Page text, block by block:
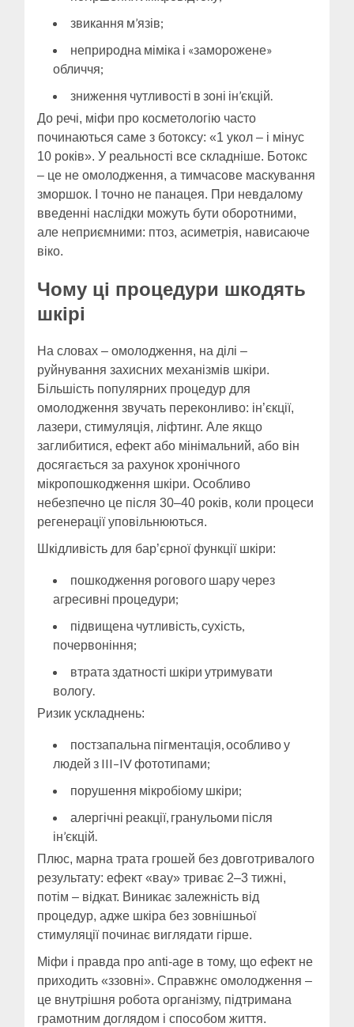
звикання м’язів;
неприродна міміка і «заморожене»
обличчя;
зниження чутливості в зоні ін’єкцій.
До речі, міфи про косметологію часто
починаються саме з ботоксу: «1 укол – і мінус
10 років». У реальності все складніше. Ботокс
– це не омолодження, а тимчасове маскування
зморшок. І точно не панацея. При невдалому
введенні наслідки можуть бути оборотними,
але неприємними: птоз, асиметрія, нависаюче
віко.
Чому ці процедури шкодять
шкірі
На словах – омолодження, на ділі –
руйнування захисних механізмів шкіри.
Більшість популярних процедур для
омолодження звучать переконливо: ін’єкції,
лазери, стимуляція, ліфтинг. Але якщо
заглибитися, ефект або мінімальний, або він
досягається за рахунок хронічного
мікропошкодження шкіри. Особливо
небезпечно це після 30–40 років, коли процеси
регенерації уповільнюються.
Шкідливість для бар’єрної функції шкіри:
пошкодження рогового шару через
агресивні процедури;
підвищена чутливість, сухість,
почервоніння;
втрата здатності шкіри утримувати
вологу.
Ризик ускладнень:
постзапальна пігментація, особливо у
людей з III–IV фототипами;
порушення мікробіому шкіри;
алергічні реакції, гранульоми після
ін’єкцій.
Плюс, марна трата грошей без довготривалого
результату: ефект «вау» триває 2–3 тижні,
потім – відкат. Виникає залежність від
процедур, адже шкіра без зовнішньої
стимуляції починає виглядати гірше.
Міфи і правда про anti-age в тому, що ефект не
приходить «ззовні». Справжнє омолодження –
це внутрішня робота організму, підтримана
грамотним доглядом і способом життя.